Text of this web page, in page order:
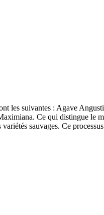
les suivantes : Agave
Ce qui distingue le
sauvages. Ce